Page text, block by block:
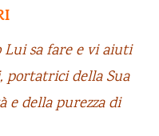
Lui sa fare e vi aiuti
portatrici della Sua
e della purezza di